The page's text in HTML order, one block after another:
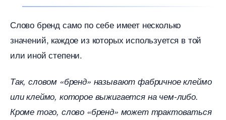
Слово бренд само по себе имеет несколько
значений, каждое из которых используется в той
или иной степени.
Так, словом «бренд» называют фабричное клеймо
или клеймо, которое выжигается на чем-либо.
Кроме того, слово «бренд» может трактоваться